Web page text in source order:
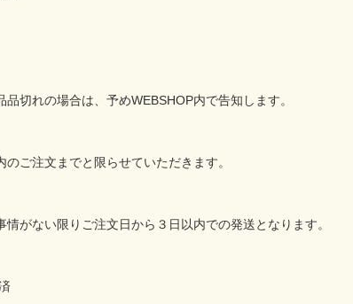
品切れの場合は、予めWEBSHOP内で告知します。
のご注文までと限らせていただきます。
情がない限りご注文日から３日以内での発送となります。